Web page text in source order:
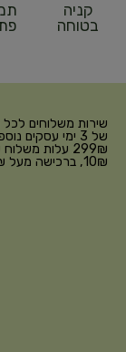
קניה
בטוחה
של 3 ימי
10₪, ברכישה מעל 600₪ עלות משלוח חינם